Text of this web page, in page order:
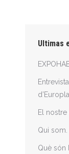
Ultimas
El nostre
Qui
Què són